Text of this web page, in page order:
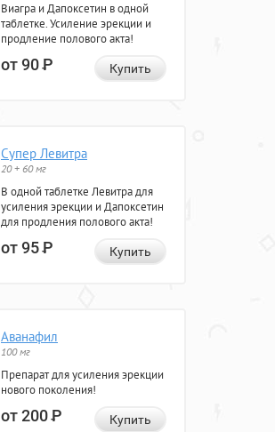
Виагра и Дапоксетин в одной
таблетке. Усиление эрекции и
продление полового акта!
от 90Р Купить
Супер Левитра
20 + 60 мг
В одной таблетке Левитра для
усиления эрекции и Дапоксетин
для продления полового акта!
от 95Р Купить
Аванафил
100 мг
Препарат для усиления эрекции
нового поколения!
от 200Р Купить